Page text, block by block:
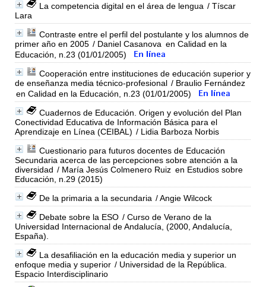
La competencia digital en el área de lengua / Tíscar
Lara
Contraste entre el perfil del postulante y los alumnos de
primer año en 2005 / Daniel Casanova en Calidad en la
Educación, n.23 (01/01/2005)
Cooperación entre instituciones de educación superior y
de enseñanza media técnico-profesional / Braulio Fernández
en Calidad en la Educación, n.23 (01/01/2005)
Cuadernos de Educación. Origen y evolución del Plan
Conectividad Educativa de Información Básica para el
Aprendizaje en Línea (CEIBAL) / Lidia Barboza Norbis
Cuestionario para futuros docentes de Educación
Secundaria acerca de las percepciones sobre atención a la
diversidad / María Jesús Colmenero Ruiz en Estudios sobre
Educación, n.29 (2015)
De la primaria a la secundaria / Angie Wilcock
Debate sobre la ESO / Curso de Verano de la
Universidad Internacional de Andalucía, (2000, Andalucía,
España).
La desafiliación en la educación media y superior un
enfoque media y superior / Universidad de la República.
Espacio Interdisciplinario